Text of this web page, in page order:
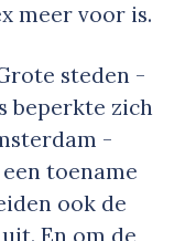
meer voor is.
steden -
beperkte zich
-
toename
ook de
En om de